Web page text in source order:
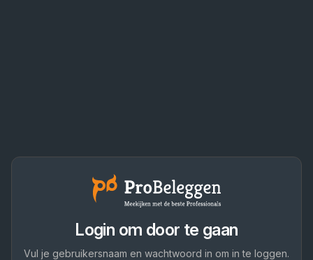
Login om door te gaan
Vul je gebruikersnaam en wachtwoord in om in te loggen.